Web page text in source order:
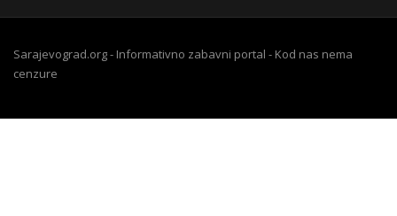
Sarajevograd.org - Informativno zabavni portal - Kod nas nema
cenzure